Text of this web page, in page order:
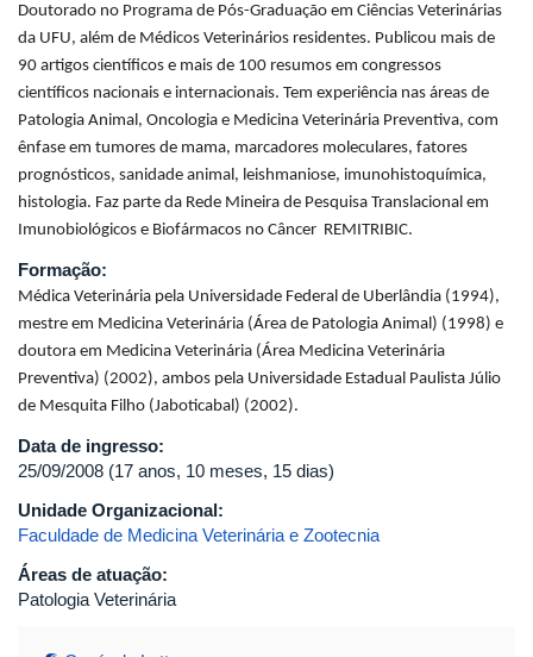
Doutorado no Programa de Pós-Graduação em Ciências Veterinárias
da UFU, além de Médicos Veterinários residentes. Publicou mais de
90 artigos científicos e mais de 100 resumos em congressos
científicos nacionais e internacionais. Tem experiência nas áreas de
Patologia Animal, Oncologia e Medicina Veterinária Preventiva, com
ênfase em tumores de mama, marcadores moleculares, fatores
prognósticos, sanidade animal, leishmaniose, imunohistoquímica,
histologia. Faz parte da Rede Mineira de Pesquisa Translacional em
Imunobiológicos e Biofármacos no Câncer REMITRIBIC.
Formação:
Médica Veterinária pela Universidade Federal de Uberlândia (1994),
mestre em Medicina Veterinária (Área de Patologia Animal) (1998) e
doutora em Medicina Veterinária (Área Medicina Veterinária
Preventiva) (2002), ambos pela Universidade Estadual Paulista Júlio
de Mesquita Filho (Jaboticabal) (2002).
Data de ingresso:
25/09/2008 (17 anos, 10 meses, 15 dias)
Unidade Organizacional:
Faculdade de Medicina Veterinária e Zootecnia
Áreas de atuação:
Patologia Veterinária